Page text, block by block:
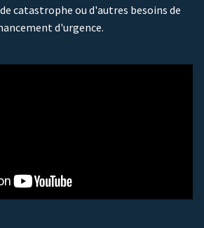
catastrophe ou d'autres besoins de
d'urgence.